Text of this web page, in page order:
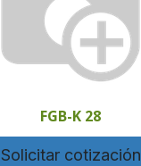
FGB-K 28
Solicitar cotización